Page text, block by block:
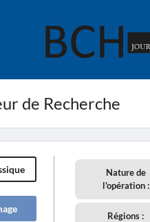
de Recherche
Nature de
l'opération :
Régions :